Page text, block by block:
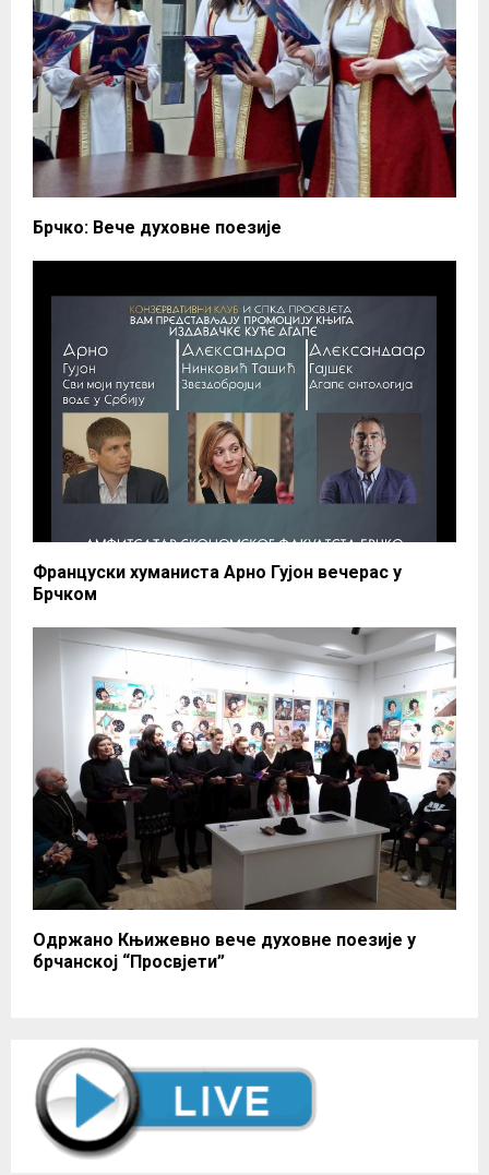
Брчко: Вече духовне поезије
Француски хуманиста Арно Гујон вечерас у
Брчком
Одржано Књижевно вече духовне поезије у
брчанској “Просвјети”